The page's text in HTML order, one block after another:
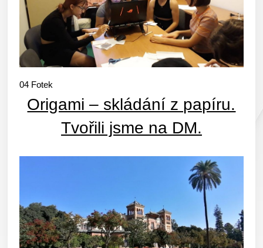
04 Fotek
Origami – skládání z papíru.
Tvořili jsme na DM.